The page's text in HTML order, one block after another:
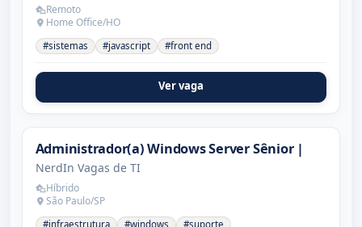
Remoto
Home Office/HO
#sistemas #javascript #front end
Ver vaga
Administrador(a) Windows Server Sênior |
NerdIn Vagas de TI
Híbrido
São Paulo/SP
#infraestrutura #windows #suporte